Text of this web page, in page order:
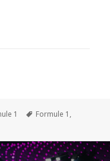
1
Mots-
Formule 1 ,